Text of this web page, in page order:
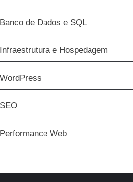
Banco de Dados e SQL
Infraestrutura e Hospedagem
WordPress
SEO
Performance Web